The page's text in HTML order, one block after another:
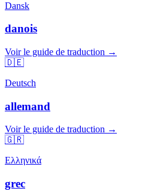
Dansk
danois
Voir le guide de traduction →
🇩🇪
Deutsch
allemand
Voir le guide de traduction →
🇬🇷
Ελληνικά
grec